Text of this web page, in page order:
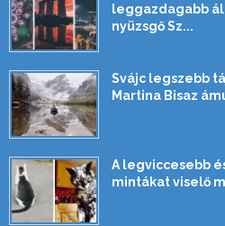
leggazdagabb
nyüzsgő Sz...
Svájc legszebb
Martina Bisaz
A legviccesebb
mintákat viselő